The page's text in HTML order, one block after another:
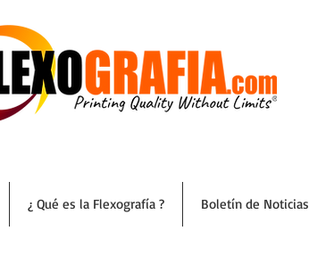
¿ Qué es la Flexografía ? Boletín de Noticias